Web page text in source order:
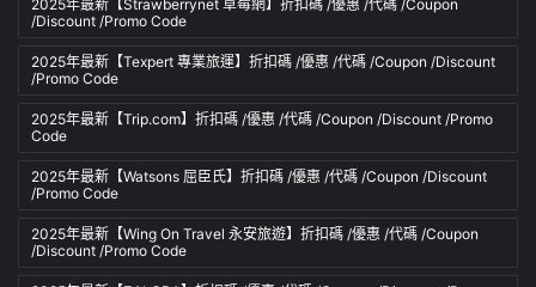
2025年最新【Strawberrynet 草莓網】折扣碼 /優惠 /代碼 /Coupon
/Discount /Promo Code
2025年最新【Texpert 專業旅運】折扣碼 /優惠 /代碼 /Coupon /Discount
/Promo Code
2025年最新【Trip.com】折扣碼 /優惠 /代碼 /Coupon /Discount /Promo
Code
2025年最新【Watsons 屈臣氏】折扣碼 /優惠 /代碼 /Coupon /Discount
/Promo Code
2025年最新【Wing On Travel 永安旅遊】折扣碼 /優惠 /代碼 /Coupon
/Discount /Promo Code